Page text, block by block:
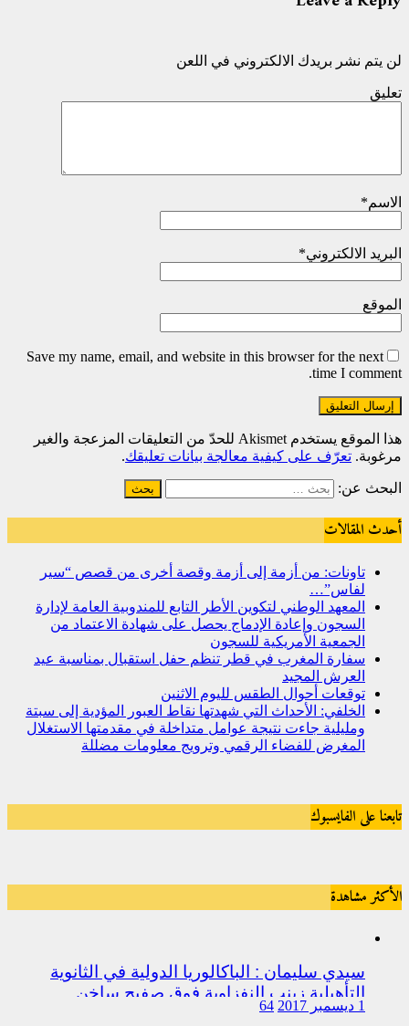
لن يتم نشر بريدك الالكتروني في اللعن
تعليق
الاسم*
البريد الالكتروني*
الموقع
Save my name, email, and website in this browser for the next
time I comment.
هذا الموقع يستخدم Akismet للحدّ من التعليقات المزعجة والغير
مرغوبة. تعرّف على كيفية معالجة بيانات تعليقك.
البحث عن:
أحدث المقالات
تاونات: من أزمة إلى أزمة وقصة أخرى من قصص “سير
لفاس”…
المعهد الوطني لتكوين الأطر التابع للمندوبية العامة لإدارة
السجون وإعادة الإدماج يحصل على شهادة الاعتماد من
الجمعية الأمريكية للسجون
سفارة المغرب في قطر تنظم حفل استقبال بمناسبة عيد
العرش المجيد
توقعات أحوال الطقس لليوم الاثنين
الخلفي: الأحداث التي شهدتها نقاط العبور المؤدية إلى سبتة
ومليلية جاءت نتيجة عوامل متداخلة في مقدمتها الاستغلال
المغرض للفضاء الرقمي وترويج معلومات مضللة
تابعنا على الفايسبوك
الأكثر مشاهدة
سيدي سليمان : الباكالوريا الدولية في الثانوية
التأهيلية زينب النفزاوية فوق صفيح ساخن
1 ديسمبر 2017 64